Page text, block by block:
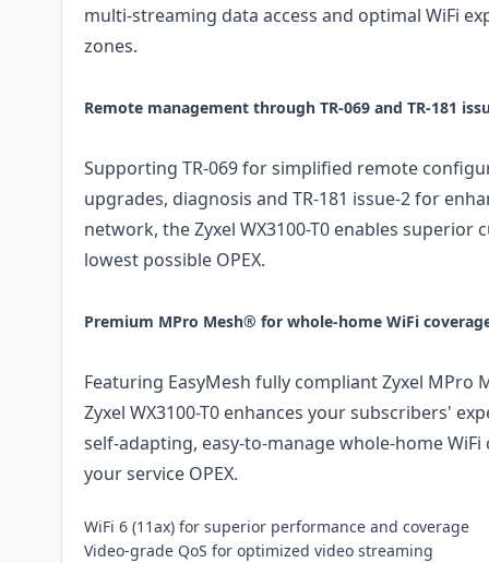
multi-streaming data access and optimal WiFi
zones.
Remote management through TR-069 and TR-181
Supporting TR-069 for simplified remote
upgrades, diagnosis and TR-181 issue-2 for
network, the Zyxel WX3100-T0 enables superior
lowest possible OPEX.
Premium MPro Mesh® for whole-home WiFi
Featuring EasyMesh fully compliant Zyxel MPro
Zyxel WX3100-T0 enhances your subscribers'
self-adapting, easy-to-manage whole-home
your service OPEX.
WiFi 6 (11ax) for superior performance and coverage
Video-grade QoS for optimized video streaming